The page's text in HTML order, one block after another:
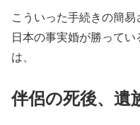
こういった手続きの簡
日本の事実婚が勝って
は、
伴侶の死後、遺